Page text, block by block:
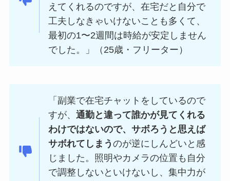
えてくれるのですが、在宅だと自分で
工夫しなきゃいけないことも多くて、
最初の1〜2週間は時給が安定しません
でした。」（25歳・フリーター）
「副業で在宅チャットをしているので
すが、通勤と違って誰かが見てくれる
わけではないので、サボろうと思えば
サボれてしまうのが逆にしんどいと感
じました。照明やカメラの位置も自分
で調整しないといけないし、集中力が